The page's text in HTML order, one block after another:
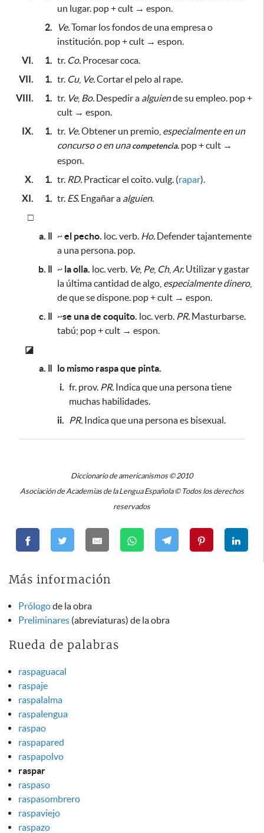
un lugar. pop + cult → espon.
2.
Ve.Tomar los fondos de una empresa o
institución. pop + cult → espon.
VI.
1. tr. Co. Procesar coca.
VII.
1. tr. Cu, Ve.Cortar el pelo al rape.
VIII.
1. tr. Ve, Bo. Despedir a alguiende su empleo. pop +
cult → espon.
IX.
1. tr. Ve.Obtener un premio, especialmente en un
concurso o en una competencia. pop + cult →
espon.
X.
1. tr. RD. Practicar el coito. vulg. (rapar).
XI.
1. tr. ES. Engañar a alguien.
□
a. ǁ ~el pecho. loc. verb. Ho. Defender tajantemente
a una persona. pop.
b. ǁ ~ la olla. loc. verb. Ve, Pe, Ch, Ar. Utilizar y gastar
la última cantidad de algo, especialmente dinero,
de que se dispone. pop + cult → espon.
c. ǁ ~se una de coquito. loc. verb. PR. Masturbarse.
tabú; pop + cult → espon.
◪
a. ǁ lo mismo raspa que pinta.
i. fr. prov. PR. Indica que una persona tiene
muchas habilidades.
ii.
PR. Indica que una persona es bisexual.
Diccionario de americanismos © 2010
Asociación de Academias de la Lengua Española © Todos los derechos
reservados
Más información
Prólogode la obra
Preliminares (abreviaturas) de la obra
Rueda de palabras
raspaguacal
raspaje
raspalalma
raspalengua
raspao
raspapared
raspapolvo
raspar
raspaso
raspasombrero
raspaviejo
raspazo